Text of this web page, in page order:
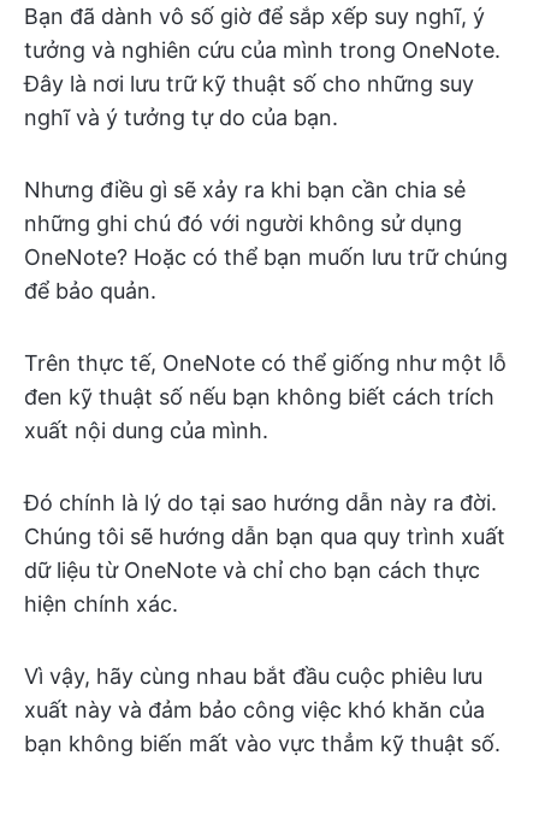
Bạn đã dành vô số giờ để sắp xếp suy nghĩ, ý
tưởng và nghiên cứu của mình trong OneNote.
Đây là nơi lưu trữ kỹ thuật số cho những suy
nghĩ và ý tưởng tự do của bạn.
Nhưng điều gì sẽ xảy ra khi bạn cần chia sẻ
những ghi chú đó với người không sử dụng
OneNote? Hoặc có thể bạn muốn lưu trữ chúng
để bảo quản.
Trên thực tế, OneNote có thể giống như một lỗ
đen kỹ thuật số nếu bạn không biết cách trích
xuất nội dung của mình.
Đó chính là lý do tại sao hướng dẫn này ra đời.
Chúng tôi sẽ hướng dẫn bạn qua quy trình xuất
dữ liệu từ OneNote và chỉ cho bạn cách thực
hiện chính xác.
Vì vậy, hãy cùng nhau bắt đầu cuộc phiêu lưu
xuất này và đảm bảo công việc khó khăn của
bạn không biến mất vào vực thẳm kỹ thuật số.